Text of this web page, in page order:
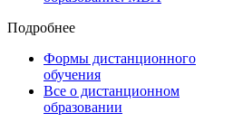
Подробнее
Формы дистанционного
обучения
Все о дистанционном
образовании